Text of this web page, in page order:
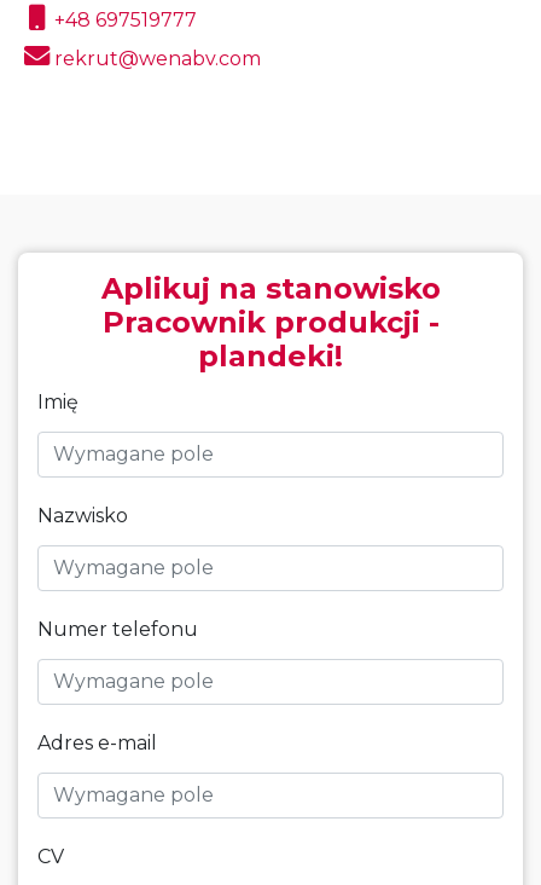
+48 697519777
rekrut@wenabv.com
Aplikuj na stanowisko
Pracownik produkcji -
plandeki!
Imię
Nazwisko
Numer telefonu
Adres e-mail
CV